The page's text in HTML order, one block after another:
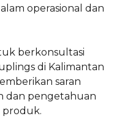
operasional dan
berkonsultasi
di Kalimantan
saran
dan pengetahuan
produk.